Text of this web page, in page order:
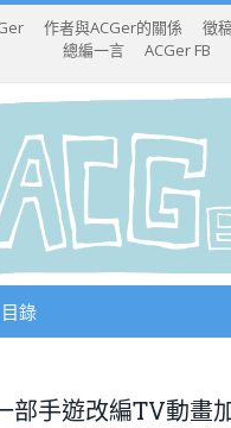
作者與ACGer的關係
徵
總編一言
ACGer FB
錄
部手遊改編TV動畫